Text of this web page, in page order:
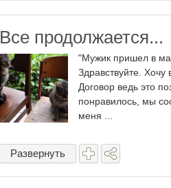
Все продолжается...
"Мужик пришел в
Здравствуйте.
Договор ведь это
понравилось, мы
меня ...
Развернуть